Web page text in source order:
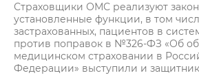
Страховщики ОМС реализуют
установленные функции, в том
застрахованных, пациентов в
против поправок в №326-ФЗ «Об
медицинском страховании в
Федерации» выступили и